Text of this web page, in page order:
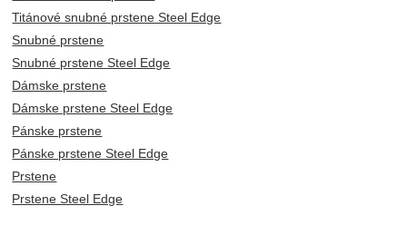
Titánové snubné prstene Steel Edge
Snubné prstene
Snubné prstene Steel Edge
Dámske prstene
Dámske prstene Steel Edge
Pánske prstene
Pánske prstene Steel Edge
Prstene
Prstene Steel Edge